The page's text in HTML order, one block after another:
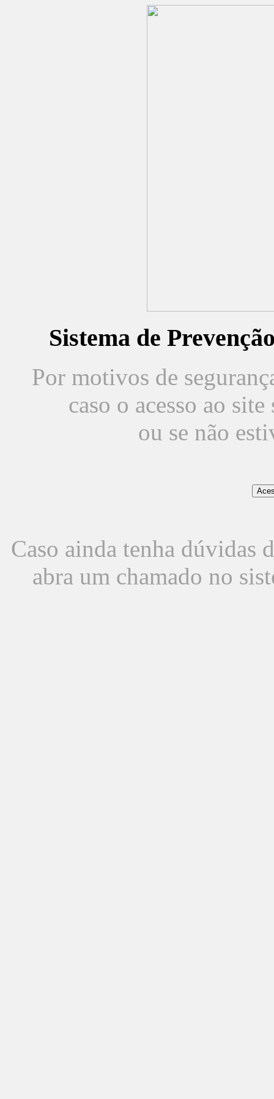
Sistema de
Por motivos de
caso o acesso ao
ou se não
Caso ainda tenha dúvidas
abra um chamado no